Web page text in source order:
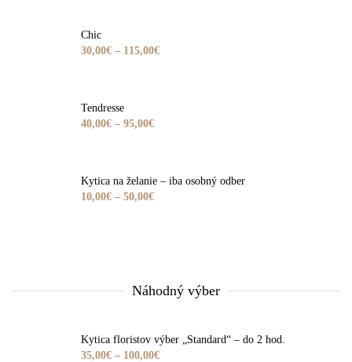
Chic
30,00€ – 115,00€
Tendresse
40,00€ – 95,00€
Kytica na želanie – iba osobný odber
10,00€ – 50,00€
Náhodný výber
Kytica floristov výber „Standard“ – do 2 hod.
35,00€ – 100,00€